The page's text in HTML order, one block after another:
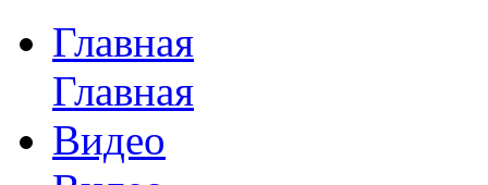
Главная
Главная
Видео